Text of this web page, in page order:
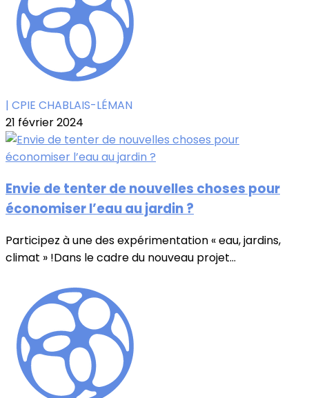
| CPIE CHABLAIS-LÉMAN
21 février 2024
Envie de tenter de nouvelles choses pour
économiser l’eau au jardin ?
Participez à une des expérimentation « eau, jardins,
climat » !Dans le cadre du nouveau projet...